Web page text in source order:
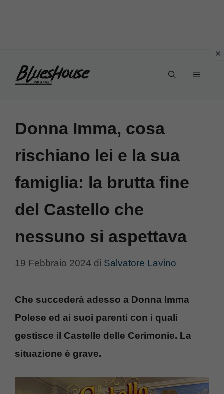
Menu
Donna Imma, cosa
rischiano lei e la sua
famiglia: la brutta fine
del Castello che
nessuno si aspettava
19 Febbraio 2024 di Salvatore Lavino
Che succederà adesso a Donna Imma
Polese ed ai suoi parenti con i quali
gestisce il Castelle delle Cerimonie. La
situazione è grave.